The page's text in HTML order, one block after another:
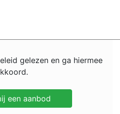
gelezen en ga hiermee